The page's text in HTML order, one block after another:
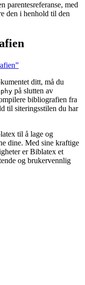
parentesreferanse, med
den i henhold til den
ditt, må du
på slutten av
bibliografien fra
til siteringsstilen du har
til å lage og
dine. Med sine kraftige
er Biblatex et
og brukervennlig